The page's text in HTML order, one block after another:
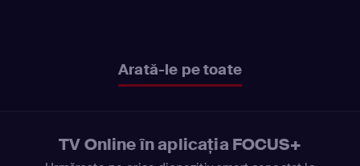
Arată-le pe toate
TV Online în aplicația FOCUS+